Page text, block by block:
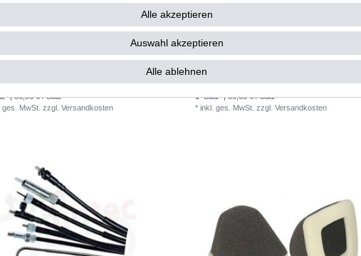
Yamaha DT 125 R 4BL DE03
€ *
| 56,56 € / Satz
ges. MwSt. zzgl.Versandkosten
JT Kettensatz Yamaha DT 125 4BL DE03 DE06
69,60 € *
1 Satz | 69,60 € / Satz
*inkl. ges. MwSt. zzgl.Versandkosten
Alle akzeptieren
Auswahl akzeptieren
Alle ablehnen